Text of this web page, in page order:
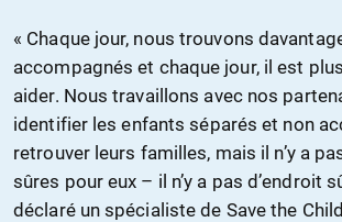
« Chaque jour, nous trouvons
accompagnés et chaque jour, il est
aider. Nous travaillons avec nos
identifier les enfants séparés et non
retrouver leurs familles, mais il n’y a
sûres pour eux – il n’y a pas d’endroit
déclaré un spécialiste de Save the